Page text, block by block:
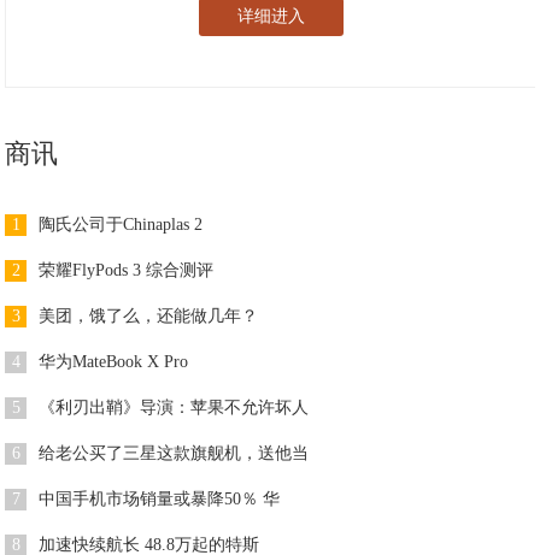
详细进入
商讯
1 陶氏公司于Chinaplas 2
2 荣耀FlyPods 3 综合测评
3 美团，饿了么，还能做几年？
4 华为MateBook X Pro
5 《利刃出鞘》导演：苹果不允许坏人
6 给老公买了三星这款旗舰机，送他当
7 中国手机市场销量或暴降50％ 华
8 加速快续航长 48.8万起的特斯